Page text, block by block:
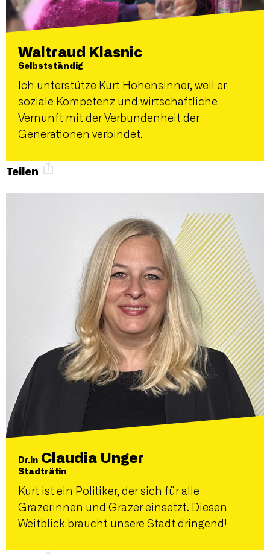
Waltraud Klasnic
Selbstständig
Ich unterstütze Kurt Hohensinner, weil er
soziale Kompetenz und wirtschaftliche
Vernunft mit der Verbundenheit der
Generationen verbindet.
Teilen
Dr.in Claudia Unger
Stadträtin
Kurt ist ein Politiker, der sich für alle
Grazerinnen und Grazer einsetzt. Diesen
Weitblick braucht unsere Stadt dringend!